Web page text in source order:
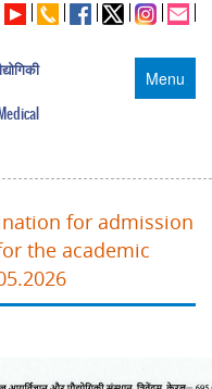
Menu
for admission
the academic